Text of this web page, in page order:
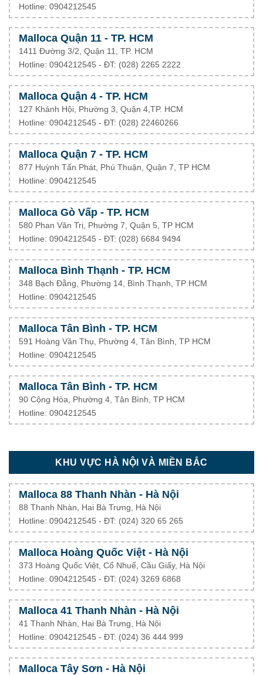
Hotline: 0904212545
Malloca Quận 11 - TP. HCM
1411 Đường 3/2, Quận 11, TP. HCM
Hotline: 0904212545 - ĐT: (028) 2265 2222
Malloca Quận 4 - TP. HCM
127 Khánh Hội, Phường 3, Quận 4,TP. HCM
Hotline: 0904212545 - ĐT: (028) 22460266
Malloca Quận 7 - TP. HCM
877 Huỳnh Tấn Phát, Phú Thuận, Quận 7, TP HCM
Hotline: 0904212545
Malloca Gò Vấp - TP. HCM
580 Phan Văn Trị, Phường 7, Quận 5, TP HCM
Hotline: 0904212545 - ĐT: (028) 6684 9494
Malloca Bình Thạnh - TP. HCM
348 Bạch Đằng, Phường 14, Bình Thạnh, TP HCM
Hotline: 0904212545
Malloca Tân Bình - TP. HCM
591 Hoàng Văn Thụ, Phường 4, Tân Bình, TP HCM
Hotline: 0904212545
Malloca Tân Bình - TP. HCM
90 Cộng Hòa, Phường 4, Tân Bình, TP HCM
Hotline: 0904212545
KHU VỰC HÀ NỘI VÀ MIỀN BẮC
Malloca 88 Thanh Nhàn - Hà Nội
88 Thanh Nhàn, Hai Bà Trưng, Hà Nội
Hotline: 0904212545 - ĐT: (024) 320 65 265
Malloca Hoàng Quốc Việt - Hà Nội
373 Hoàng Quốc Việt, Cổ Nhuế, Cầu Giấy, Hà Nội
Hotline: 0904212545 - ĐT: (024) 3269 6868
Malloca 41 Thanh Nhàn - Hà Nội
41 Thanh Nhàn, Hai Bà Trưng, Hà Nội
Hotline: 0904212545 - ĐT: (024) 36 444 999
Malloca Tây Sơn - Hà Nội